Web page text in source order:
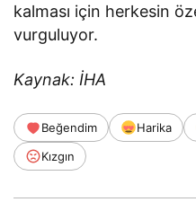
kalması için herkesin
vurguluyor.
Kaynak: İHA
Beğendim Harika
Kızgın